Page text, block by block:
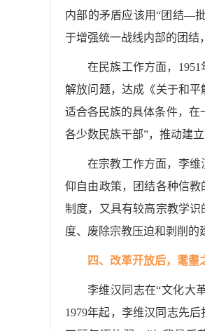
内部的矛盾应该用“团结—
于增强统一战线内部的团结
在民族工作方面，
解放问题，达成《关于和
适合各民族的具体条件，在
各少数民族干部”，推动建
在宗教工作方面，李
仰自由政策，团结各种信
制度，又具有较高宗教学识
度、废除宗教压迫和剥削的
四、改革开放后，耄
李维汉同志在“文化大
1979年起，李维汉同志先